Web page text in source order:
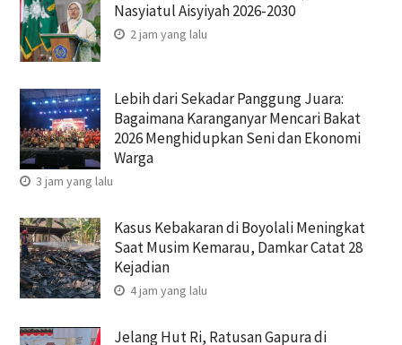
Nasyiatul Aisyiyah 2026-2030
2 jam yang lalu
Lebih dari Sekadar Panggung Juara:
Bagaimana Karanganyar Mencari Bakat
2026 Menghidupkan Seni dan Ekonomi
Warga
3 jam yang lalu
Kasus Kebakaran di Boyolali Meningkat
Saat Musim Kemarau, Damkar Catat 28
Kejadian
4 jam yang lalu
Jelang Hut Ri, Ratusan Gapura di